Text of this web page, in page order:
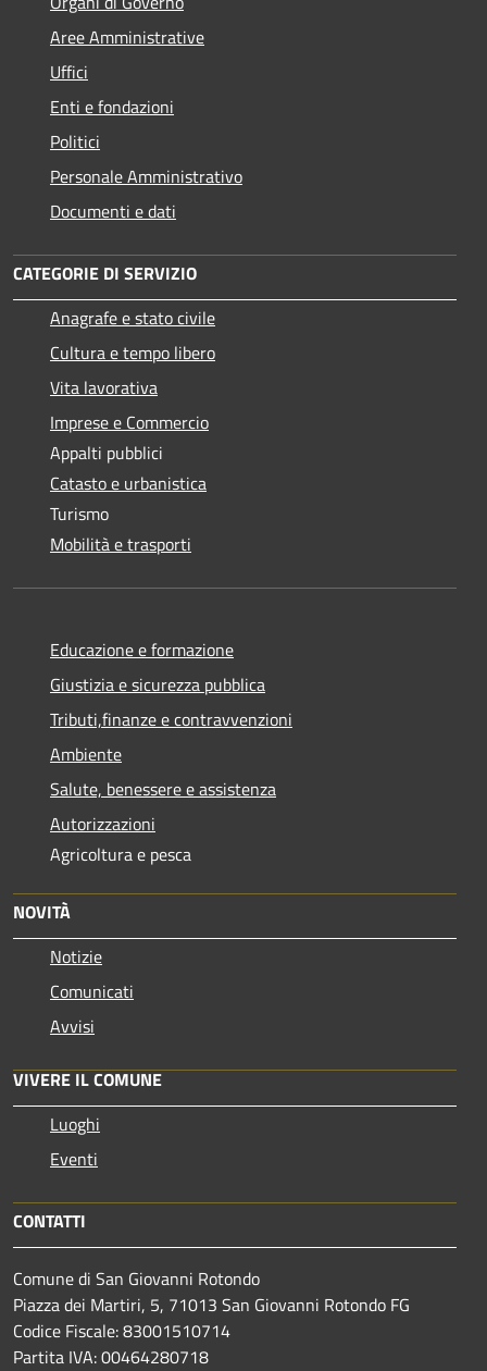
Aree Amministrative
Uffici
Enti e fondazioni
Politici
Personale Amministrativo
Documenti e dati
CATEGORIE DI SERVIZIO
Anagrafe e stato civile
Cultura e tempo libero
Vita lavorativa
Imprese e Commercio
Appalti pubblici
Catasto e urbanistica
Turismo
Mobilità e trasporti
Educazione e formazione
Giustizia e sicurezza pubblica
Tributi,finanze e contravvenzioni
Ambiente
Salute, benessere e assistenza
Autorizzazioni
Agricoltura e pesca
NOVITÀ
Notizie
Comunicati
Avvisi
VIVERE IL COMUNE
Luoghi
Eventi
CONTATTI
Comune di San Giovanni Rotondo
Piazza dei Martiri, 5, 71013 San Giovanni Rotondo FG
Codice Fiscale: 83001510714
Partita IVA: 00464280718